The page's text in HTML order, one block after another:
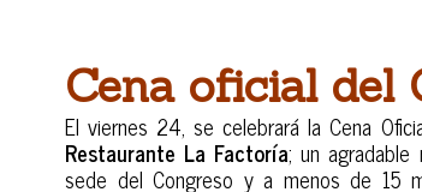
Cena oficial del
El viernes 24, se celebrará la Cena
Restaurante La Factoría; un
sede del Congreso y a menos de 15